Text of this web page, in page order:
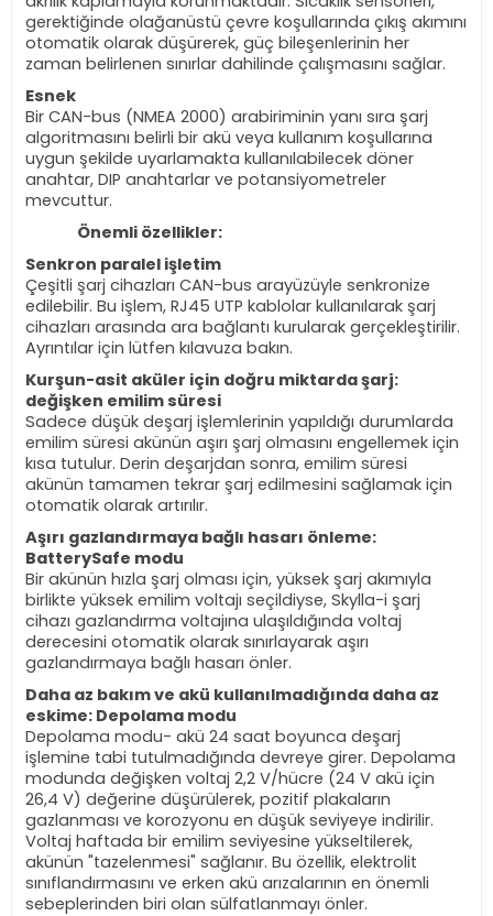
gerektiğinde olağanüstü çevre koşullarında çıkış akımını
otomatik olarak düşürerek, güç bileşenlerinin her
zaman belirlenen sınırlar dahilinde çalışmasını sağlar.
Esnek
Bir CAN-bus (NMEA 2000) arabiriminin yanı sıra şarj
algoritmasını belirli bir akü veya kullanım koşullarına
uygun şekilde uyarlamakta kullanılabilecek döner
anahtar, DIP anahtarlar ve potansiyometreler
mevcuttur.
Önemli özellikler:
Senkron paralel işletim
Çeşitli şarj cihazları CAN-bus arayüzüyle senkronize
edilebilir. Bu işlem, RJ45 UTP kablolar kullanılarak şarj
cihazları arasında ara bağlantı kurularak gerçekleştirilir.
Ayrıntılar için lütfen kılavuza bakın.
Kurşun-asit aküler için doğru miktarda şarj:
değişken emilim süresi
Sadece düşük deşarj işlemlerinin yapıldığı durumlarda
emilim süresi akünün aşırı şarj olmasını engellemek için
kısa tutulur. Derin deşarjdan sonra, emilim süresi
akünün tamamen tekrar şarj edilmesini sağlamak için
otomatik olarak artırılır.
Aşırı gazlandırmaya bağlı hasarı önleme:
BatterySafe modu
Bir akünün hızla şarj olması için, yüksek şarj akımıyla
birlikte yüksek emilim voltajı seçildiyse, Skylla-i şarj
cihazı gazlandırma voltajına ulaşıldığında voltaj
derecesini otomatik olarak sınırlayarak aşırı
gazlandırmaya bağlı hasarı önler.
Daha az bakım ve akü kullanılmadığında daha az
eskime: Depolama modu
Depolama modu- akü 24 saat boyunca deşarj
işlemine tabi tutulmadığında devreye girer. Depolama
modunda değişken voltaj 2,2 V/hücre (24 V akü için
26,4 V) değerine düşürülerek, pozitif plakaların
gazlanması ve korozyonu en düşük seviyeye indirilir.
Voltaj haftada bir emilim seviyesine yükseltilerek,
akünün "tazelenmesi" sağlanır. Bu özellik, elektrolit
sınıflandırmasını ve erken akü arızalarının en önemli
sebeplerinden biri olan sülfatlanmayı önler.